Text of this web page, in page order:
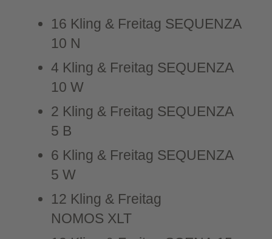
16 Kling & Frei­tag SEQUENZA
10 N
4 Kling & Frei­tag SEQUENZA
10 W
2 Kling & Frei­tag SEQUENZA
5 B
6 Kling & Frei­tag SEQUENZA
5 W
12 Kling & Frei­tag
NOMOS XLT